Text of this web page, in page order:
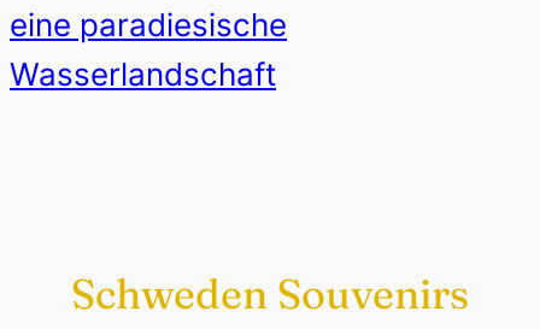
eine paradiesische
Wasserlandschaft
Schweden Souvenirs